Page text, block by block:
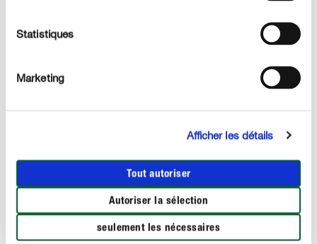
Statistiques
Marketing
Afficher les détails
Tout autoriser
Autoriser la sélection
seulement les nécessaires
Les pélargoniums ont une floraison généreuse qui
s'étale dans le temps. Pensez à pincer régulièrement
aussi les tiges florales après la floraison en les
ENTRETENIR CORRECTEMENT
Entretien des géraniums